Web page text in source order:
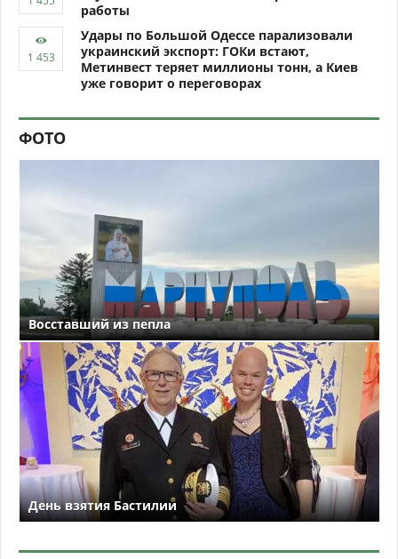
работы
Удары по Большой Одессе парализовали
украинский экспорт: ГОКи встают,
Метинвест теряет миллионы тонн, а Киев
уже говорит о переговорах
ФОТО
Восставший из пепла
День взятия Бастилии